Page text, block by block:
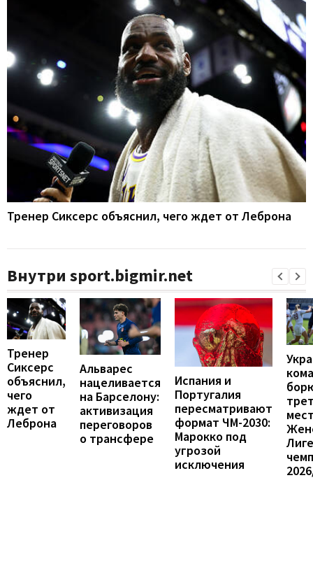
Тренер Сиксерс объяснил, чего ждет от Леброна
Внутри sport.bigmir.net
Тренер
Сиксерс
объяснил,
чего
ждет от
Леброна
Альварес
нацеливается
на Барселону:
активизация
переговоров
о трансфере
Испания и
Португалия
пересматривают
формат ЧМ-2030:
Марокко под
угрозой
исключения
Лиге